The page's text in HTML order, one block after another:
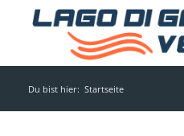
Du bist hier: Startseite